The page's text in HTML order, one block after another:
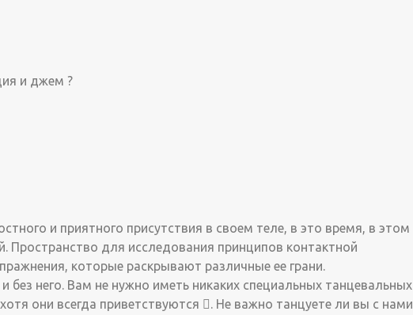
и джем ?
и приятного присутствия в своем теле, в это время, в этом
Пространство для исследования принципов контактной
которые раскрывают различные ее грани.
него. Вам не нужно иметь никаких специальных танцевальных
они всегда приветствуются . Не важно танцуете ли вы с нами